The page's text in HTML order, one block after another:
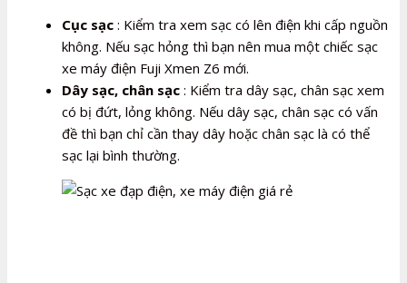
Cục sạc : Kiểm tra xem sạc có lên điện khi cấp nguồn
không. Nếu sạc hỏng thì bạn nên mua một chiếc sạc
xe máy điện Fuji Xmen Z6 mới.
Dây sạc, chân sạc : Kiểm tra dây sạc, chân sạc xem
có bị đứt, lỏng không. Nếu dây sạc, chân sạc có vấn
đề thì bạn chỉ cần thay dây hoặc chân sạc là có thể
sạc lại bình thường.